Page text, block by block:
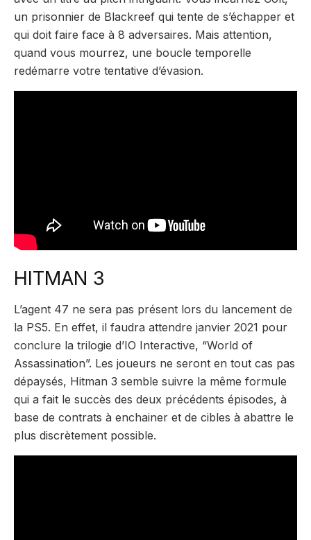
un prisonnier de Blackreef qui tente de s’échapper et
qui doit faire face à 8 adversaires. Mais attention,
quand vous mourrez, une boucle temporelle
redémarre votre tentative d’évasion.
HITMAN 3
L’agent 47 ne sera pas présent lors du lancement de
la PS5. En effet, il faudra attendre janvier 2021 pour
conclure la trilogie d’IO Interactive, “World of
Assassination”. Les joueurs ne seront en tout cas pas
dépaysés, Hitman 3 semble suivre la même formule
qui a fait le succès des deux précédents épisodes, à
base de contrats à enchainer et de cibles à abattre le
plus discrètement possible.